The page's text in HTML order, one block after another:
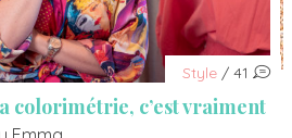
Style / 41
colorimétrie, c’est vraiment